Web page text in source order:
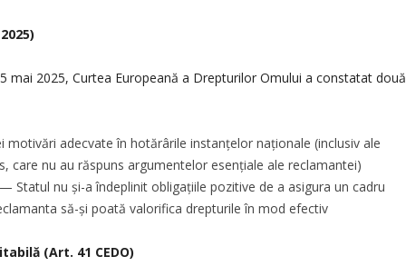
mai 2025, Curtea Europeană a Drepturilor Omului a constatat două
motivări adecvate în hotărârile instanțelor naționale (inclusiv ale
care nu au răspuns argumentelor esențiale ale reclamantei)
— Statul nu și-a îndeplinit obligațiile pozitive de a asigura un cadru
să-și poată valorifica drepturile în mod efectiv
(Art. 41 CEDO)